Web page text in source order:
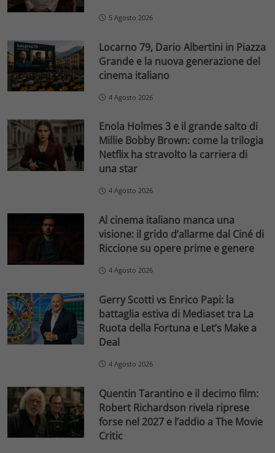
5 Agosto 2026
Locarno 79, Dario Albertini in Piazza
Grande e la nuova generazione del
cinema italiano
4 Agosto 2026
Enola Holmes 3 e il grande salto di
Millie Bobby Brown: come la trilogia
Netflix ha stravolto la carriera di
una star
4 Agosto 2026
Al cinema italiano manca una
visione: il grido d’allarme dal Ciné di
Riccione su opere prime e genere
4 Agosto 2026
Gerry Scotti vs Enrico Papi: la
battaglia estiva di Mediaset tra La
Ruota della Fortuna e Let’s Make a
Deal
4 Agosto 2026
Quentin Tarantino e il decimo film:
Robert Richardson rivela riprese
forse nel 2027 e l’addio a The Movie
Critic